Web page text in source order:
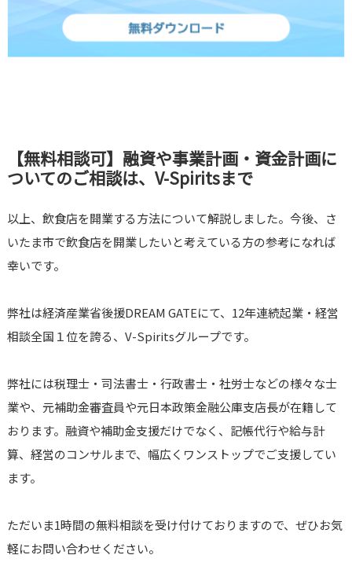
【無料相談可】融資や事業計画・資金計画に
ついてのご相談は、V-Spiritsまで
以上、飲食店を開業する方法について解説しました。今後、さ
いたま市で飲食店を開業したいと考えている方の参考になれば
幸いです。
弊社は経済産業省後援DREAM GATEにて、12年連続起業・経営
相談全国１位を誇る、V-Spiritsグループです。
弊社には税理士・司法書士・行政書士・社労士などの様々な士
業や、元補助金審査員や元日本政策金融公庫支店長が在籍して
おります。融資や補助金支援だけでなく、記帳代行や給与計
算、経営のコンサルまで、幅広くワンストップでご支援してい
ます。
ただいま1時間の無料相談を受け付けておりますので、ぜひお気
軽にお問い合わせください。